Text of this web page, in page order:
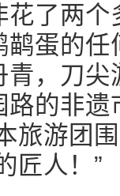
花了两
鹋蛋的
青，刀
路的非
旅游团
匠人！”